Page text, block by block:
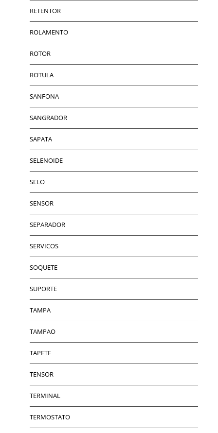
RETENTOR
ROLAMENTO
ROTOR
ROTULA
SANFONA
SANGRADOR
SAPATA
SELENOIDE
SELO
SENSOR
SEPARADOR
SERVICOS
SOQUETE
SUPORTE
TAMPA
TAMPAO
TAPETE
TENSOR
TERMINAL
TERMOSTATO